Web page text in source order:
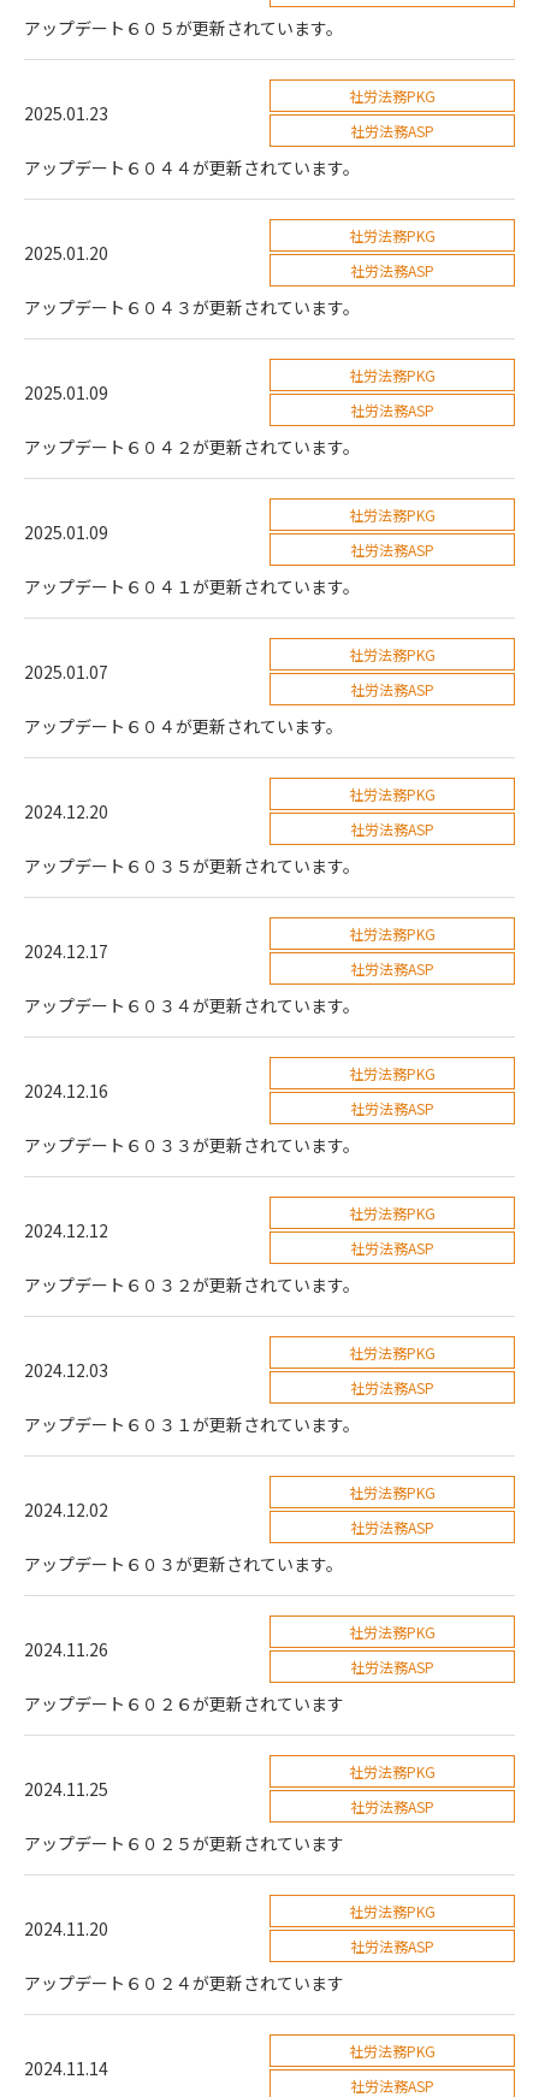
アップデート６０５が更新されています。
2025.01.23
社労法務PKG
社労法務ASP
アップデート６０４４が更新されています。
2025.01.20
社労法務PKG
社労法務ASP
アップデート６０４３が更新されています。
2025.01.09
社労法務PKG
社労法務ASP
アップデート６０４２が更新されています。
2025.01.09
社労法務PKG
社労法務ASP
アップデート６０４１が更新されています。
2025.01.07
社労法務PKG
社労法務ASP
アップデート６０４が更新されています。
2024.12.20
社労法務PKG
社労法務ASP
アップデート６０３５が更新されています。
2024.12.17
社労法務PKG
社労法務ASP
アップデート６０３４が更新されています。
2024.12.16
社労法務PKG
社労法務ASP
アップデート６０３３が更新されています。
2024.12.12
社労法務PKG
社労法務ASP
アップデート６０３２が更新されています。
2024.12.03
社労法務PKG
社労法務ASP
アップデート６０３１が更新されています。
2024.12.02
社労法務PKG
社労法務ASP
アップデート６０３が更新されています。
2024.11.26
社労法務PKG
社労法務ASP
アップデート６０２６が更新されています
2024.11.25
社労法務PKG
社労法務ASP
アップデート６０２５が更新されています
2024.11.20
社労法務PKG
社労法務ASP
アップデート６０２４が更新されています
2024.11.14
社労法務PKG
社労法務ASP